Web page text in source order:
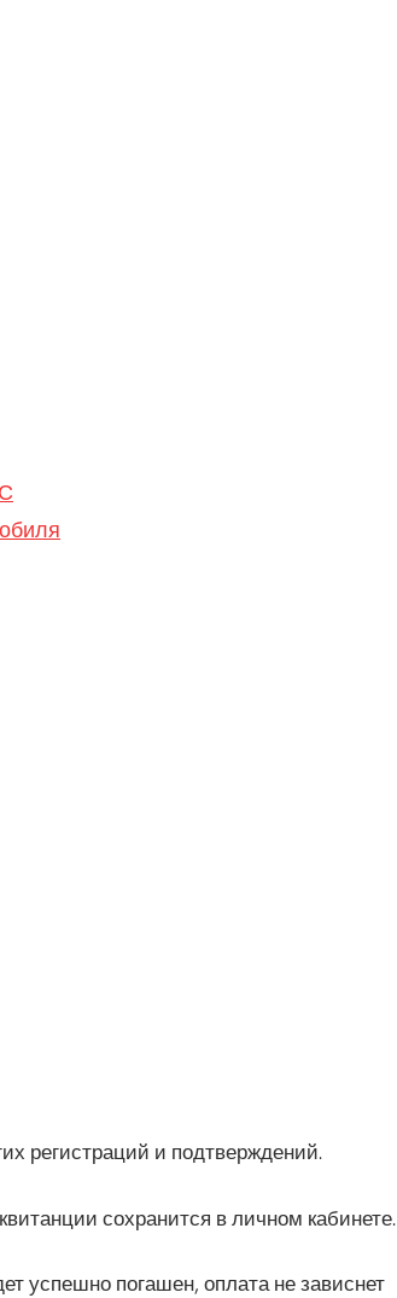
регистраций и подтверждений.
сохранится в личном кабинете.
успешно погашен, оплата не зависнет